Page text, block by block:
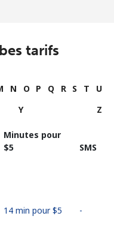
tarifs
N O P Q R S T
U
Y Z
Minutes pour
⁦$5⁩
SMS
14 min pour ⁦$5⁩ -